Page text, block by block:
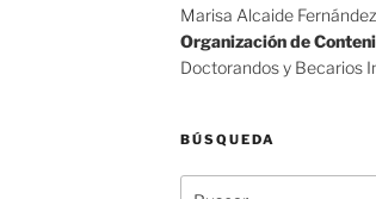
Marisa Alcaide Fernández
Organización de
Doctorandos y Becarios
BÚSQUEDA